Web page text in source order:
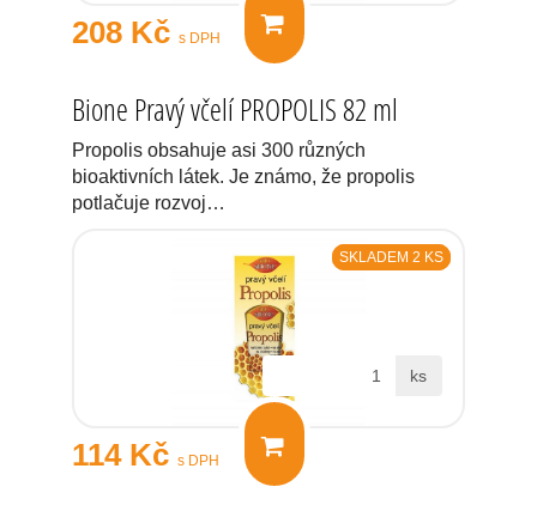
208 Kč s DPH
Bione Pravý včelí PROPOLIS 82 ml
Propolis obsahuje asi 300 různých
bioaktivních látek. Je známo, že propolis
potlačuje rozvoj…
SKLADEM 2 KS
114 Kč s DPH
ks